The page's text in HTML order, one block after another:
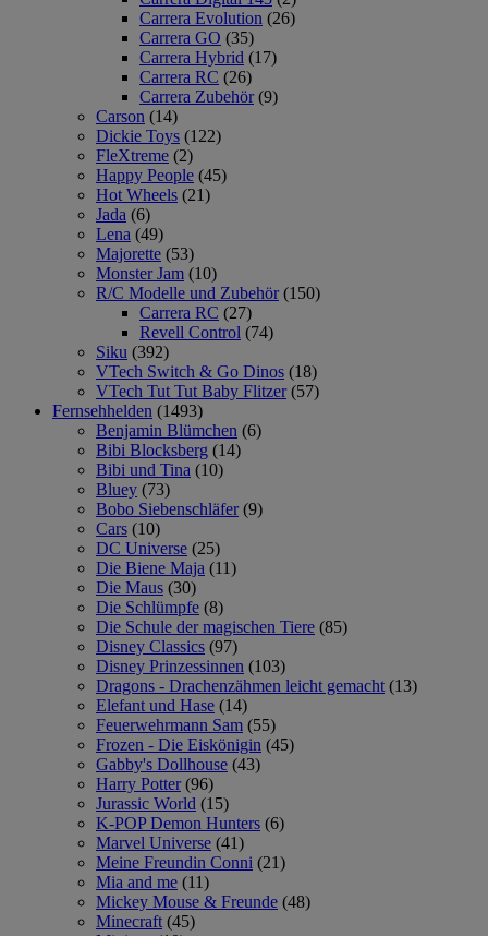
Carrera Evolution (26)
Carrera GO (35)
Carrera Hybrid (17)
Carrera RC (26)
Carrera Zubehör (9)
Carson (14)
Dickie Toys (122)
FleXtreme (2)
Happy People (45)
Hot Wheels (21)
Jada (6)
Lena (49)
Majorette (53)
Monster Jam (10)
R/C Modelle und Zubehör (150)
Carrera RC (27)
Revell Control (74)
Siku (392)
VTech Switch & Go Dinos (18)
VTech Tut Tut Baby Flitzer (57)
Fernsehhelden (1493)
Benjamin Blümchen (6)
Bibi Blocksberg (14)
Bibi und Tina (10)
Bluey (73)
Bobo Siebenschläfer (9)
Cars (10)
DC Universe (25)
Die Biene Maja (11)
Die Maus (30)
Die Schlümpfe (8)
Die Schule der magischen Tiere (85)
Disney Classics (97)
Disney Prinzessinnen (103)
Dragons - Drachenzähmen leicht gemacht (13)
Elefant und Hase (14)
Feuerwehrmann Sam (55)
Frozen - Die Eiskönigin (45)
Gabby's Dollhouse (43)
Harry Potter (96)
Jurassic World (15)
K-POP Demon Hunters (6)
Marvel Universe (41)
Meine Freundin Conni (21)
Mia and me (11)
Mickey Mouse & Freunde (48)
Minecraft (45)